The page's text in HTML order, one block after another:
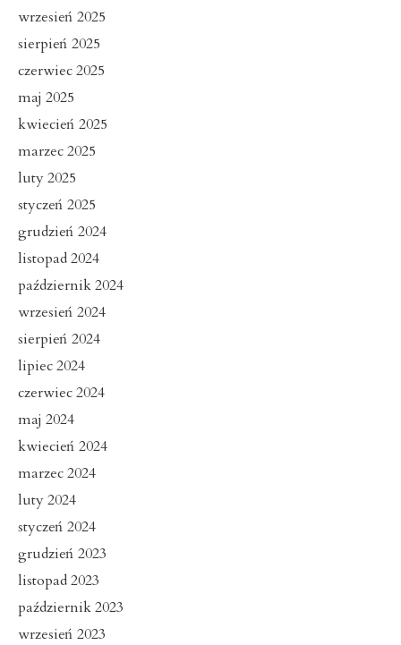
wrzesień 2025
sierpień 2025
czerwiec 2025
maj 2025
kwiecień 2025
marzec 2025
luty 2025
styczeń 2025
grudzień 2024
listopad 2024
październik 2024
wrzesień 2024
sierpień 2024
lipiec 2024
czerwiec 2024
maj 2024
kwiecień 2024
marzec 2024
luty 2024
styczeń 2024
grudzień 2023
listopad 2023
październik 2023
wrzesień 2023